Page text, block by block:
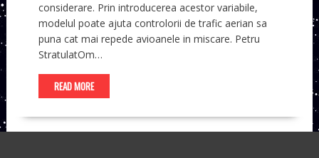
considerare. Prin introducerea acestor variabile,
modelul poate ajuta controlorii de trafic aerian sa
puna cat mai repede avioanele in miscare. Petru
StratulatOm…
READ MORE